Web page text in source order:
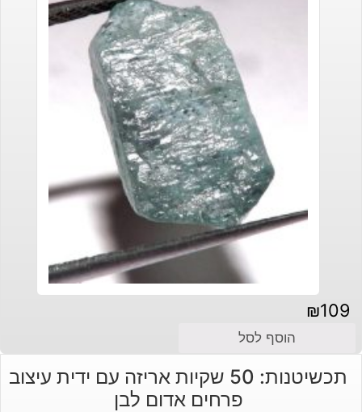
₪109
הוסף לסל
תכשיטנות: 50 שקיות אריזה עם ידית עיצוב
פרחים אדום לבן